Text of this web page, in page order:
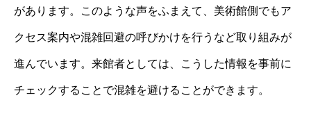
があります。このような声をふまえて、美術館側でもア
クセス案内や混雑回避の呼びかけを行うなど取り組みが
進んでいます。来館者としては、こうした情報を事前に
チェックすることで混雑を避けることができます。